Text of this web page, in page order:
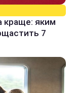
краще: яким
7